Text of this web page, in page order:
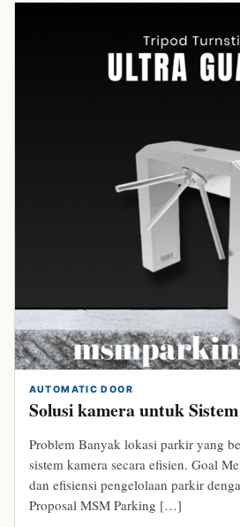
AUTOMATIC DOOR
Solusi kamera untuk
Problem Banyak lokasi parkir yang
sistem kamera secara efisien. Goal
dan efisiensi pengelolaan parkir
Proposal MSM Parking […]